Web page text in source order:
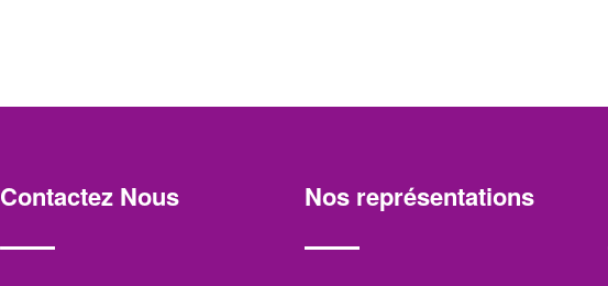
Contactez Nous Nos représentations